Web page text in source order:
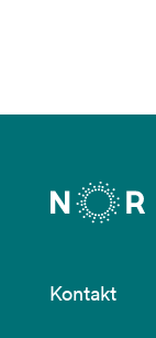
Kontakt